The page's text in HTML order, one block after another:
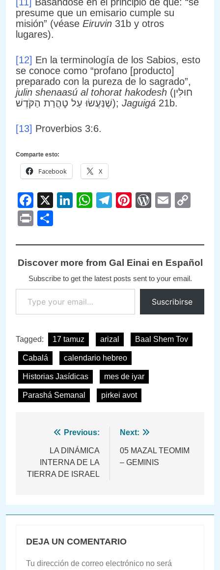
presume que un emisario cumple su
misión” (véase Eiruvin 31b y otros
lugares).
[12] En la terminología de los Sabios, esto
se conoce como “profano [producto]
preparado con la pureza de lo sagrado”,
julin shenaasú al tohorat hakodesh (חוּלִּין
שֶׁנַּעֲשׂוּ עַל טׇהֳרַת הַקֹּדֶשׁ); Jaguigá 21b.
[13] Proverbios 3:6.
Comparte esto:
Facebook X
Facebook
X LinkedIn
WhatsApp
Telegram
PinterestEmail
Print
Discover more from Gal Einai en Español
Subscribe to get the latest posts sent to your email.
Type your email…
Suscribirse
Tagged: 17 tamuz arizal Baal Shem Tov
Cabalá calendario hebreo
Historias Jasídicas mes de iyar
Parashá Semanal pirkei avot
Navegación
entradas
Previous:
LA DINÁMICA
INTERNA DE LA
TIERRA DE ISRAEL
Next:
05 MAZAL TEOMIM
– GEMINIS
DEJA UN COMENTARIO
Tu dirección de correo electrónico no será